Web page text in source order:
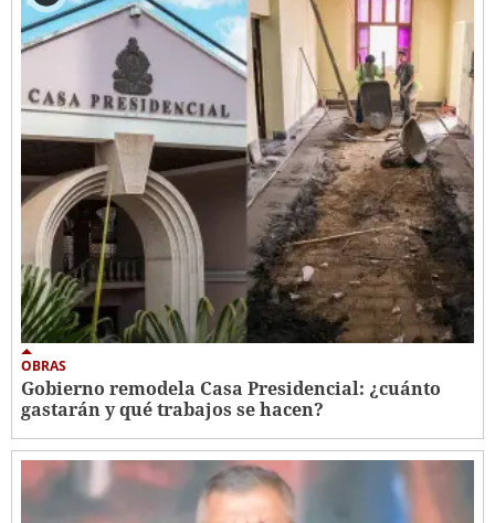
OBRAS
Gobierno remodela Casa Presidencial: ¿cuánto
gastarán y qué trabajos se hacen?